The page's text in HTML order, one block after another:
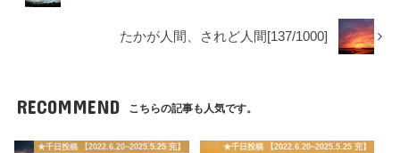
たかが人間、されど人間[137/1000]
RECOMMEND こちらの記事も人気です。
★千日投稿 【2022.6.20~2025.5.25 完】 ★千日投稿 【2022.6.20~2025.5.25 完】